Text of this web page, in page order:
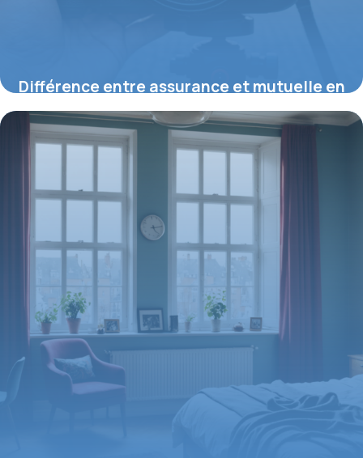
Différence entre assurance et mutuelle en
2026 : définitions et cadre légal
20 juillet 2026